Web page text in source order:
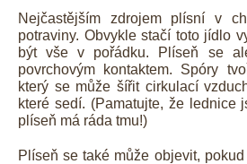
Nejčastějším zdrojem plísní v
potraviny. Obvykle stačí toto jídlo
být vše v pořádku. Plíseň se
povrchovým kontaktem. Spóry
který se může šířit cirkulací
které sedí. (Pamatujte, že lednice
plíseň má ráda tmu!)
Plíseň se také může objevit,